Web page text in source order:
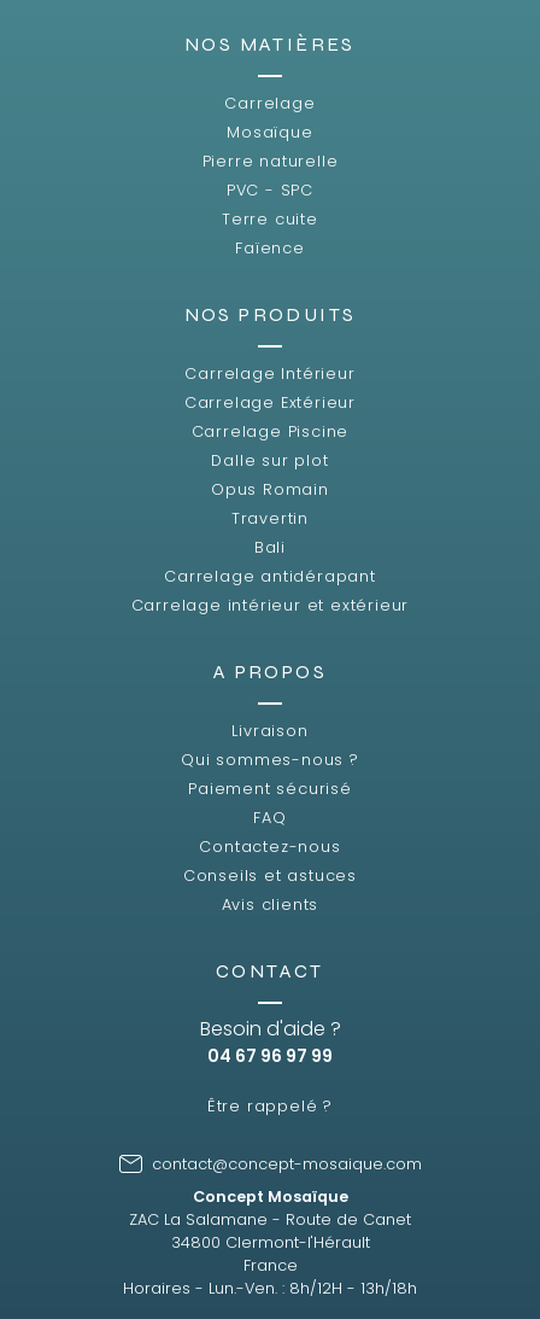
NOS MATIÈRES
Carrelage
Mosaïque
Pierre naturelle
PVC - SPC
Terre cuite
Faïence
NOS PRODUITS
Carrelage Intérieur
Carrelage Extérieur
Carrelage Piscine
Dalle sur plot
Opus Romain
Travertin
Bali
Carrelage antidérapant
Carrelage intérieur et extérieur
A PROPOS
Livraison
Qui sommes-nous ?
Paiement sécurisé
FAQ
Contactez-nous
Conseils et astuces
Avis clients
CONTACT
Besoin d'aide ?
04 67 96 97 99
Être rappelé ?
contact@concept-mosaique.com
Concept Mosaïque
ZAC La Salamane - Route de Canet
34800 Clermont-l'Hérault
France
Horaires - Lun.-Ven. : 8h/12H - 13h/18h